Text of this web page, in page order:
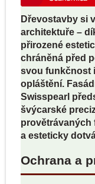
Dřevostavby si
architektuře –
přirozené
chráněná před
svou funkčnost
opláštění.
Swisspearl
švýcarské
provětrávaných
a esteticky
Ochrana a